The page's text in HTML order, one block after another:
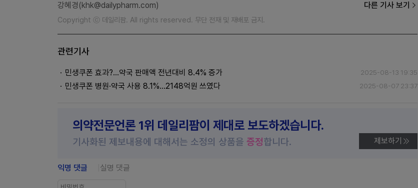
강혜경(khk@dailypharm.com) 다른 기사 보기
Copyright ⓒ 데일리팜. All rights reserved. 무단 전재 및 재배포 금지.
관련기사
민생쿠폰 효과?...약국 판매액 전년대비 8.4% 증가 2025-08-13 19:35
민생쿠폰 병원·약국 사용 8.1%…2148억원 쓰였다 2025-08-07 23:37
의약전문언론 1위 데일리팜이 제대로 보도하겠습니다.
기사화된 제보내용에 대해서는 소정의 상품을 증정합니다. 제보하기
익명 댓글 실명 댓글